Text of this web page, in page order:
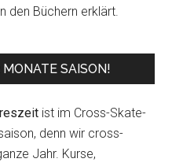
den Büchern erklärt.
SAISON!
ist im Cross-Skate-
denn wir cross-
Jahr. Kurse,